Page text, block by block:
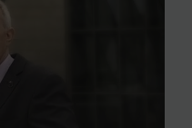
SUPERIOR